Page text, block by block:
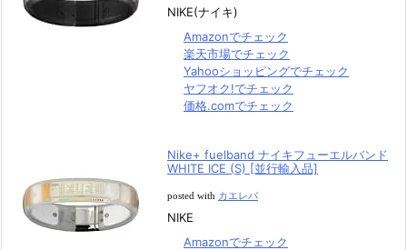
NIKE(ナイキ)
Amazonでチェック
楽天市場でチェック
Yahooショッピングでチェック
ヤフオク!でチェック
価格.comでチェック
Nike+ fuelband ナイキフューエルバンド
WHITE ICE (S) [並行輸入品]
posted with カエレバ
NIKE
Amazonでチェック